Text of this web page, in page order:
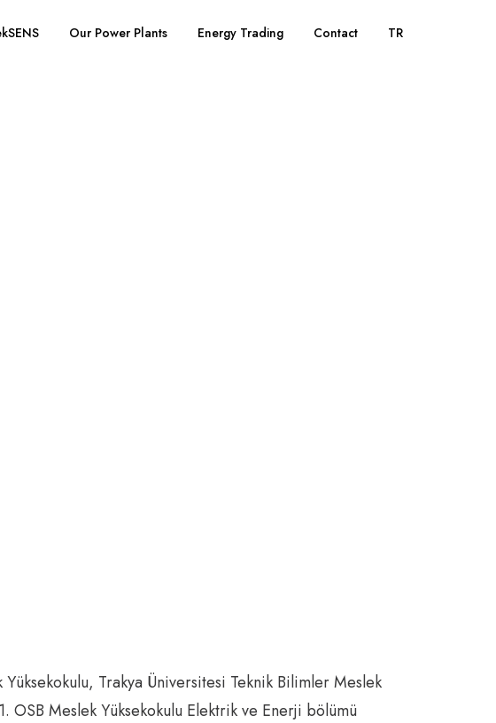
Our Power Plants Energy Trading Contact TR
Trakya Üniversitesi Teknik Bilimler Meslek
OSB Meslek Yüksekokulu Elektrik ve Enerji bölümü